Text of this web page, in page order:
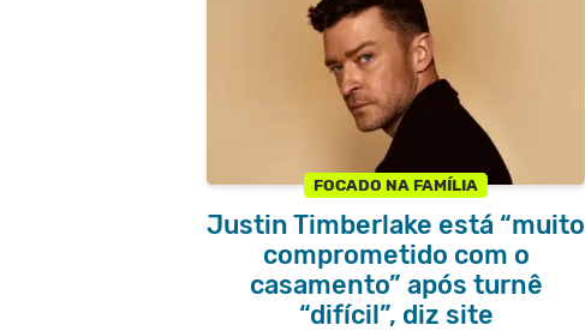
FOCADO NA FAMÍLIA
Justin Timberlake está “muito
comprometido com o
casamento” após turnê
“difícil”, diz site